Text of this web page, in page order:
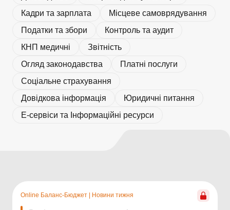
Кадри та зарплата
Місцеве самоврядування
Податки та збори
Контроль та аудит
КНП медичні
Звітність
Огляд законодавства
Платні послуги
Соціальне страхування
Довідкова інформація
Юридичні питання
Е-сервіси та Інформаційні ресурси
Online Баланс-Бюджет Новини тижня